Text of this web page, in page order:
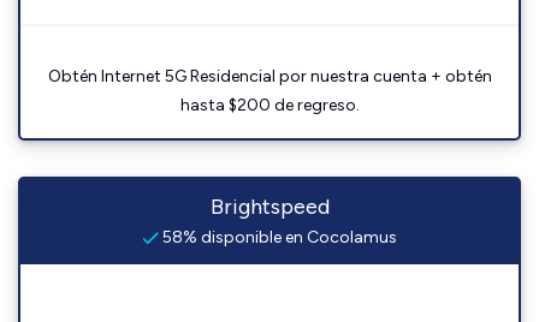
Obtén Internet 5G Residencial por nuestra cuenta + obtén
hasta $200 de regreso.
Brightspeed
58% disponible en Cocolamus